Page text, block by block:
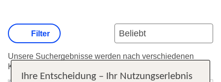
Unsere Suchergebnisse werden nach verschiedenen
Kriterien sortiert.
Filter
Ihre Entscheidung – Ihr Nutzungserlebnis